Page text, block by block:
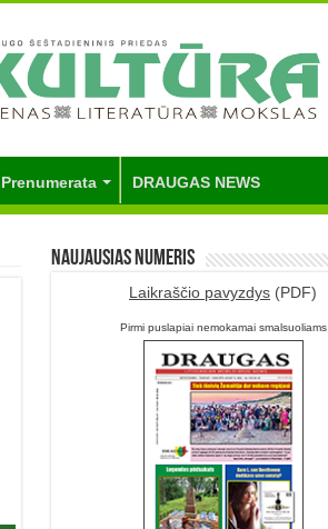
Prenumerata DRAUGAS NEWS
Naujausias numeris
Laikraščio pavyzdys (PDF)
Pirmi puslapiai nemokamai smalsuoliams